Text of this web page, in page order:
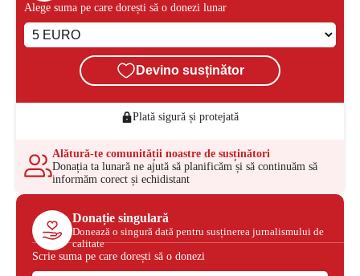
Alege suma pe care dorești să o donezi lunar
Devino susținător
Plată sigură și protejată
Alătură-te comunității noastre de susținători
Donația ta lunară ne ajută să planificăm și să continuăm să
informăm corect și echidistant
Donație singulară
Donează o singură dată pentru susținerea jurnalismului de
calitate
Scrie suma pe care dorești să o donezi